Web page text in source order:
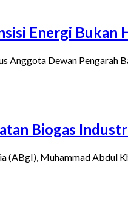
Energi Bukan
Anggota Dewan Pengarah
Biogas
(ABgI), Muhammad Abdul